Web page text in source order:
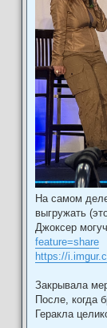
На самом
выгружать
Джоксер
feature=share
https://
Закрывала
После, когда
Геракла